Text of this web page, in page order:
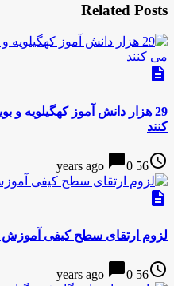
Related Posts
description
29 هزار دانش آموز کهگیلویه
کنند
access_time
56 years ago
chat_bubble0
description
لزوم ارتقای سطح کیفی
access_time
56 years ago
chat_bubble0